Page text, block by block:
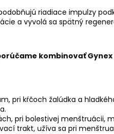
riadiace impulzy
a vyvolá sa spätný
kombinovať
pri kŕčoch žalúdka a
pri bolestivej menštruácii,
trakt, užíva sa pri